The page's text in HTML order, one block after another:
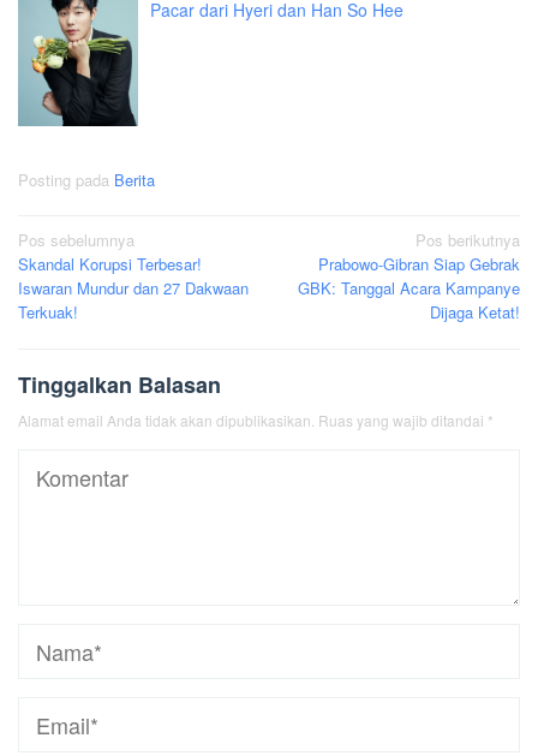
Pacar dari Hyeri dan Han So Hee
Posting pada Berita
Navigasi
pos
Pos sebelumnya
Skandal Korupsi Terbesar!
Iswaran Mundur dan 27 Dakwaan
Terkuak!
Pos berikutnya
Prabowo-Gibran Siap Gebrak
GBK: Tanggal Acara Kampanye
Dijaga Ketat!
Tinggalkan Balasan
Alamat email Anda tidak akan dipublikasikan. Ruas yang wajib ditandai *